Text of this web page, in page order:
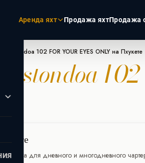
Аренда яхт
Пхукет
Продажа яхтПродажа
Astondoa 102 FOR YOUR EYES ONLY на Пхукете
Astondoa 102
яхта для дневного и многодневного